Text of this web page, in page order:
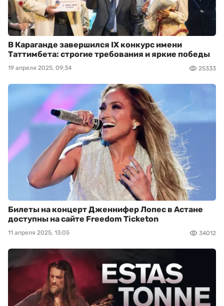
В Караганде завершился IX конкурс имени
Таттимбета: строгие требования и яркие победы
19 апреля 2025, 09:34 25333
Билеты на концерт Дженнифер Лопес в Астане
доступны на сайте Freedom Ticketon
11 апреля 2025, 13:05 34012